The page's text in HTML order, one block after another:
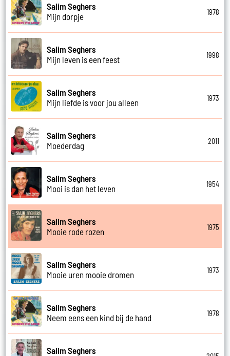
Salim Seghers
Mijn dorpje
1978
Salim Seghers
Mijn leven is een feest
1998
Salim Seghers
Mijn liefde is voor jou alleen
1973
Salim Seghers
Moederdag
2011
Salim Seghers
Mooi is dan het leven
1954
Salim Seghers
Mooie rode rozen
1975
Salim Seghers
Mooie uren mooie dromen
1973
Salim Seghers
Neem eens een kind bij de hand
1978
Salim Seghers